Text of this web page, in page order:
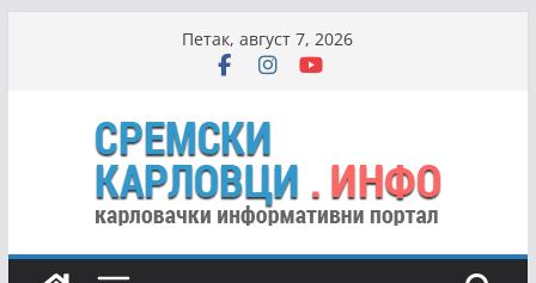
Петак, август 7, 2026